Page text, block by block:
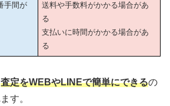
手間が
送料や手数料がかかる場合があ
る
支払いに時間がかかる場合があ
る
査定をWEBやLINEで簡単にできるの
す。